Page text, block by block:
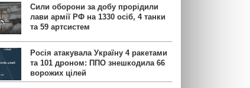
Сили оборони за добу прорідили
лави армії РФ на 1330 осіб, 4 танки
та 59 артсистем
Росія атакувала Україну 4 ракетами
та 101 дроном: ППО знешкодила 66
ворожих цілей